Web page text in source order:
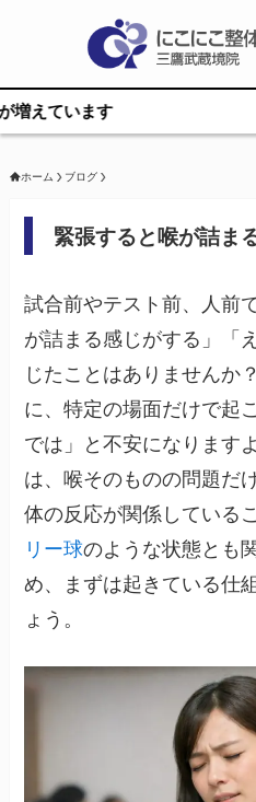
ホーム ブログ
緊張すると喉が詰ま
試合前やテスト前、人前
が詰まる感じがする」「
じたことはありませんか
に、特定の場面だけで起
では」と不安になります
は、喉そのものの問題だ
体の反応が関係している
リー球のような状態とも
め、まずは起きている仕
ょう。